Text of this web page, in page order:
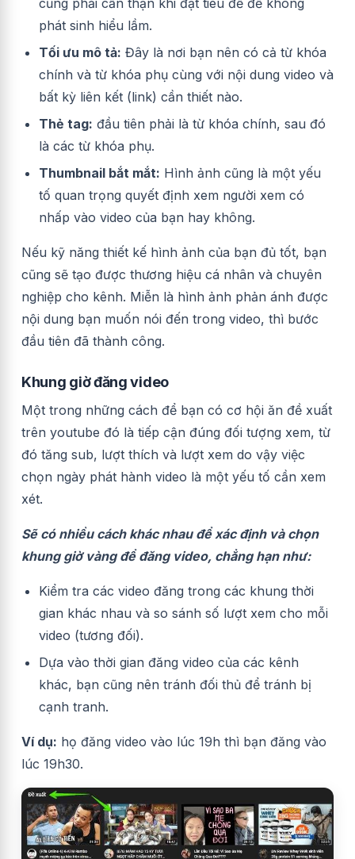
phát sinh hiểu lầm.
Tối ưu mô tả: Đây là nơi bạn nên có cả từ khóa
chính và từ khóa phụ cùng với nội dung video và
bất kỳ liên kết (link) cần thiết nào.
Thẻ tag: đầu tiên phải là từ khóa chính, sau đó
là các từ khóa phụ.
Thumbnail bắt mắt: Hình ảnh cũng là một yếu
tố quan trọng quyết định xem người xem có
nhấp vào video của bạn hay không.
Nếu kỹ năng thiết kế hình ảnh của bạn đủ tốt, bạn
cũng sẽ tạo được thương hiệu cá nhân và chuyên
nghiệp cho kênh. Miễn là hình ảnh phản ánh được
nội dung bạn muốn nói đến trong video, thì bước
đầu tiên đã thành công.
Khung giờ đăng video
Một trong những cách để bạn có cơ hội ăn đề xuất
trên youtube đó là tiếp cận đúng đối tượng xem, từ
đó tăng sub, lượt thích và lượt xem do vậy việc
chọn ngày phát hành video là một yếu tố cần xem
xét.
Sẽ có nhiều cách khác nhau để xác định và chọn
khung giờ vàng để đăng video, chẳng hạn như:
Kiểm tra các video đăng trong các khung thời
gian khác nhau và so sánh số lượt xem cho mỗi
video (tương đối).
Dựa vào thời gian đăng video của các kênh
khác, bạn cũng nên tránh đối thủ để tránh bị
cạnh tranh.
Ví dụ: họ đăng video vào lúc 19h thì bạn đăng vào
lúc 19h30.